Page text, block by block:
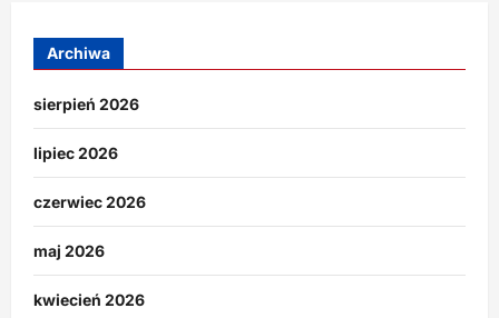
Archiwa
sierpień 2026
lipiec 2026
czerwiec 2026
maj 2026
kwiecień 2026